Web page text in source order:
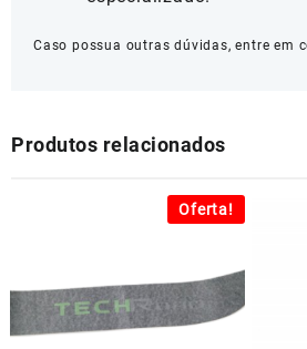
Caso possua outras dúvidas, entre em
Produtos relacionados
Oferta!